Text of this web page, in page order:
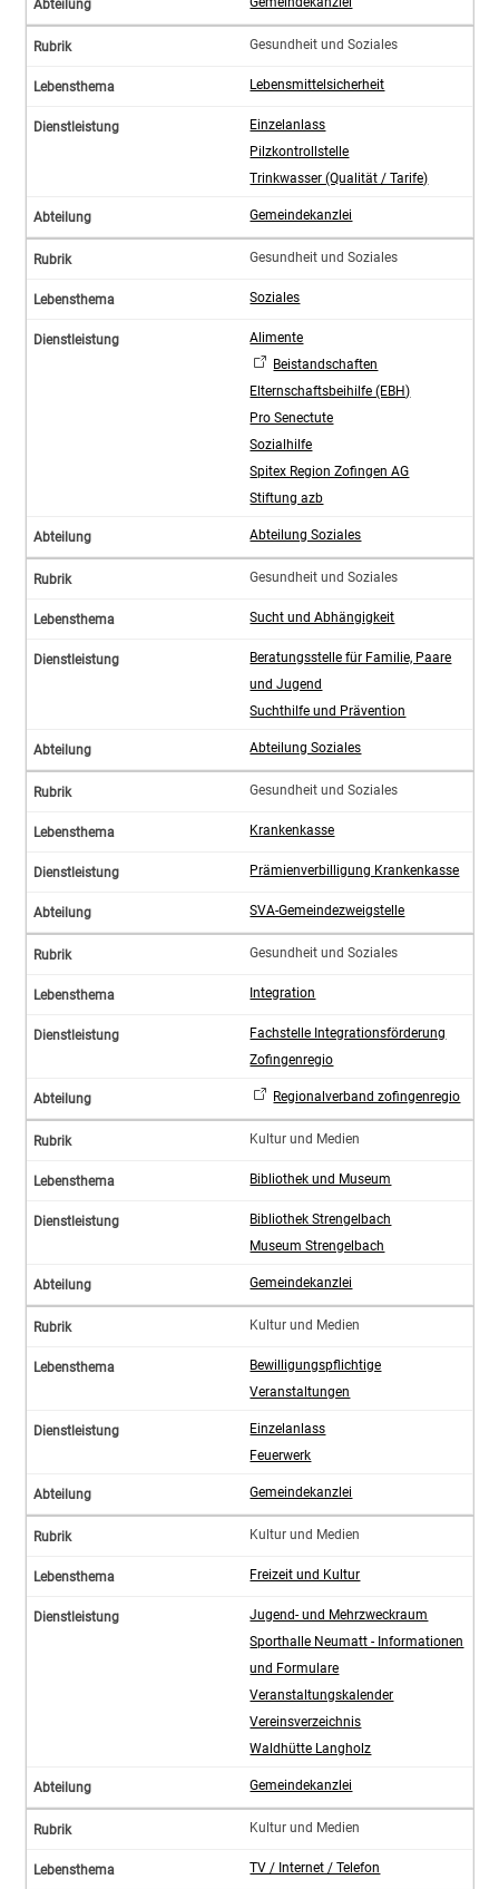
Gesundheit und Soziales
Lebensmittelsicherheit
Einzelanlass
Pilzkontrollstelle
Trinkwasser (Qualität / Tarife)
Gemeindekanzlei
Gesundheit und Soziales
Soziales
Alimente
Beistandschaften
Elternschaftsbeihilfe (EBH)
Pro Senectute
Sozialhilfe
Spitex Region Zofingen AG
Stiftung azb
Abteilung Soziales
Gesundheit und Soziales
Sucht und Abhängigkeit
Beratungsstelle für Familie, Paare
und Jugend
Suchthilfe und Prävention
Abteilung Soziales
Gesundheit und Soziales
Krankenkasse
Prämienverbilligung Krankenkasse
SVA-Gemeindezweigstelle
Gesundheit und Soziales
Integration
Fachstelle Integrationsförderung
Zofingenregio
Regionalverband zofingenregio
Kultur und Medien
Bibliothek und Museum
Bibliothek Strengelbach
Museum Strengelbach
Gemeindekanzlei
Kultur und Medien
Bewilligungspflichtige
Veranstaltungen
Einzelanlass
Feuerwerk
Gemeindekanzlei
Kultur und Medien
Freizeit und Kultur
Jugend- und Mehrzweckraum
Sporthalle Neumatt - Informationen
und Formulare
Veranstaltungskalender
Vereinsverzeichnis
Waldhütte Langholz
Gemeindekanzlei
Kultur und Medien
TV / Internet / Telefon